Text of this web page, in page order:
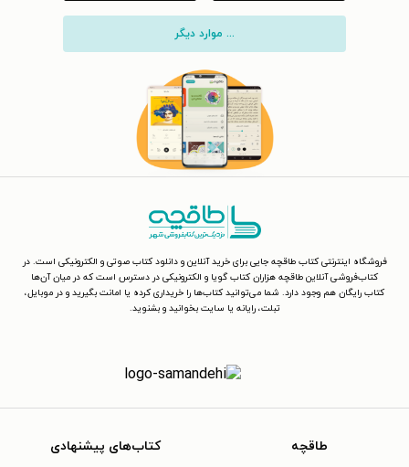
... موارد دیگر
فروشگاه اینترنتی کتاب طاقچه جایی برای خرید آنلاین و دانلود کتاب صوتی و الکترونیکی است. در
کتاب‌فروشی آنلاین طاقچه هزاران کتاب گویا و الکترونیکی در دسترس است که در میان آن‌ها
کتاب رایگان هم وجود دارد. شما می‌توانید کتاب‌ها را خریداری کرده یا امانت بگیرید و در موبایل،
تبلت، رایانه یا سایت بخوانید و بشنوید.
طاقچه کتاب‌های پیشنهادی